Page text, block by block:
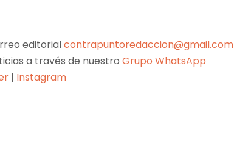
editorialcontrapuntoredaccion@gmail.com
a través de nuestroGrupo WhatsApp
| Instagram